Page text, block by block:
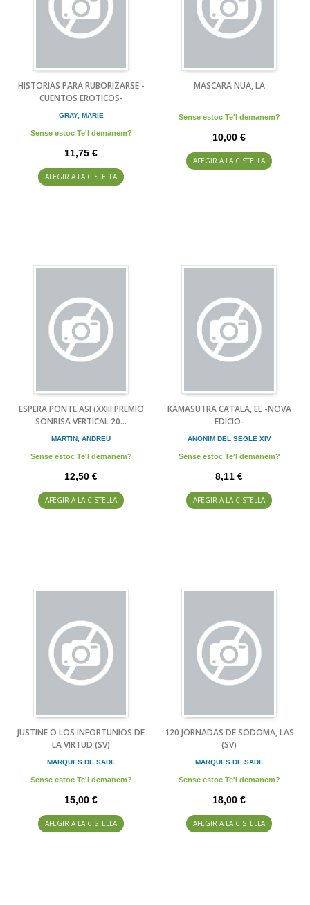
HISTORIAS PARA RUBORIZARSE -
CUENTOS EROTICOS-
GRAY, MARIE
Sense estoc Te'l demanem?
11,75 €
AFEGIR A LA CISTELLA
MASCARA NUA, LA
Sense estoc Te'l demanem?
10,00 €
AFEGIR A LA CISTELLA
ESPERA PONTE ASI (XXIII PREMIO
SONRISA VERTICAL 20...
MARTIN, ANDREU
Sense estoc Te'l demanem?
12,50 €
AFEGIR A LA CISTELLA
KAMASUTRA CATALA, EL -NOVA
EDICIO-
ANONIM DEL SEGLE XIV
Sense estoc Te'l demanem?
8,11 €
AFEGIR A LA CISTELLA
JUSTINE O LOS INFORTUNIOS DE
LA VIRTUD (SV)
MARQUES DE SADE
Sense estoc Te'l demanem?
15,00 €
AFEGIR A LA CISTELLA
120 JORNADAS DE SODOMA, LAS
(SV)
MARQUES DE SADE
Sense estoc Te'l demanem?
18,00 €
AFEGIR A LA CISTELLA